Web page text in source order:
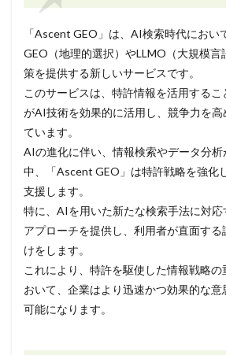
「Ascent GEO」は、AI検索時代におい
GEO（地理的選択）やLLMO（大規模言
策を提供する新しいサービスです。
このサービスは、特許情報を活用する
がAI技術を効果的に活用し、競争力を高
ています。
AIの進化に伴い、情報検索やデータ分析
中、「Ascent GEO」は特許戦略を強化
支援します。
特に、AIを用いた新たな検索手法に対
アプローチを提供し、利用者が直面す
けをします。
これにより、特許を駆使した情報戦略の
おいて、企業はより迅速かつ効果的な
可能になります。